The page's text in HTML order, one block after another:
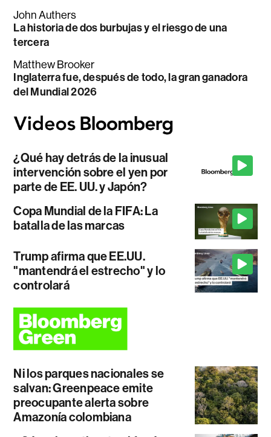
John Authers
La historia de dos burbujas y el riesgo de una
tercera
Matthew Brooker
Inglaterra fue, después de todo, la gran ganadora
del Mundial 2026
¿Qué hay detrás de la inusual
intervención sobre el yen por
parte de EE. UU. y Japón?
Copa Mundial de la FIFA: La
batalla de las marcas
Trump afirma que EE.UU.
"mantendrá el estrecho" y lo
controlará
Ni los parques nacionales se
salvan: Greenpeace emite
preocupante alerta sobre
Amazonía colombiana